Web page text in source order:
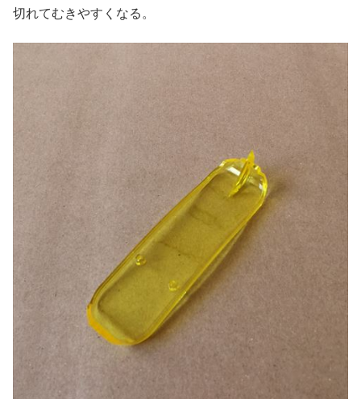
切れてむきやすくなる。